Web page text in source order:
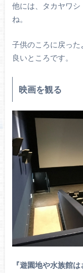
他には、タカヤワ
ね。
子供のころに戻っ
良いところです。
映画を観る
『遊園地や水族館